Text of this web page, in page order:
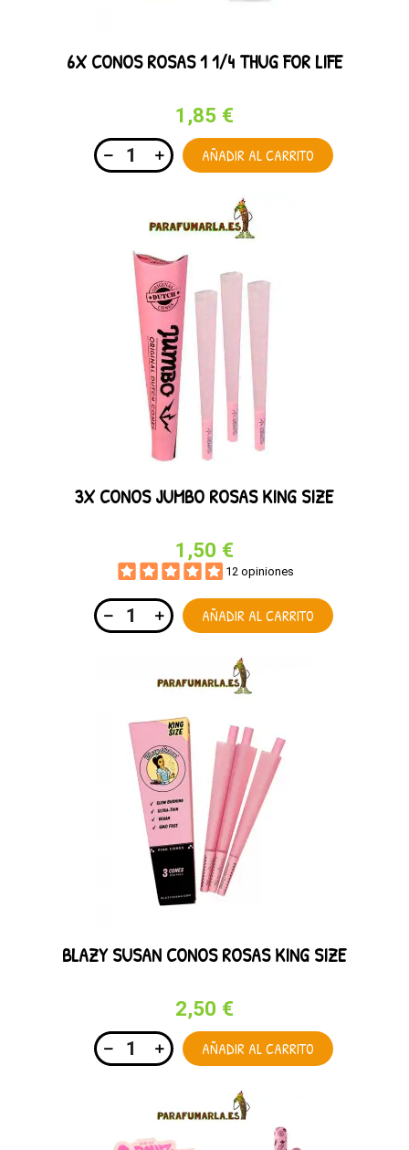
6X CONOS ROSAS 1 1/4 THUG FOR LIFE
1,85 €
AÑADIR AL CARRITO
3X CONOS JUMBO ROSAS KING SIZE
1,50 €
12 opiniones
AÑADIR AL CARRITO
BLAZY SUSAN CONOS ROSAS KING SIZE
2,50 €
AÑADIR AL CARRITO